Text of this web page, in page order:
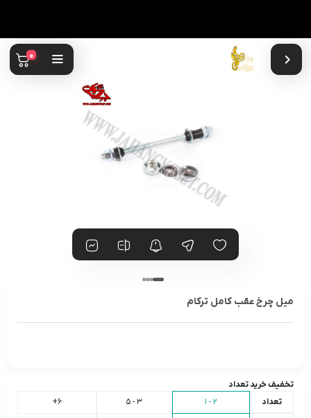
0
میل چرخ عقب کامل ترکام
تخفیف خرید تعداد
تعداد
2 - 1
3 - 5
6+